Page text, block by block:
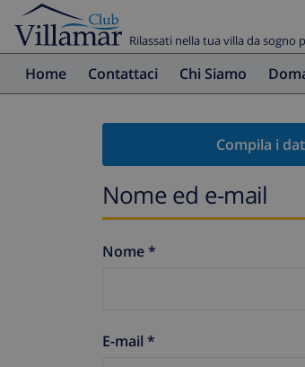
Rilassati nella tua villa da sogno
Home Contattaci Chi Siamo
Compila i
Nome ed e-mail
Nome *
E-mail *